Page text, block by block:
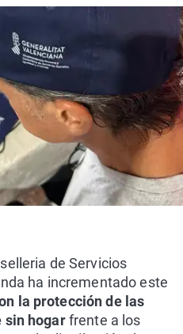
de Servicios
ha incrementado este
la protección de las
sin hogarfrente a los